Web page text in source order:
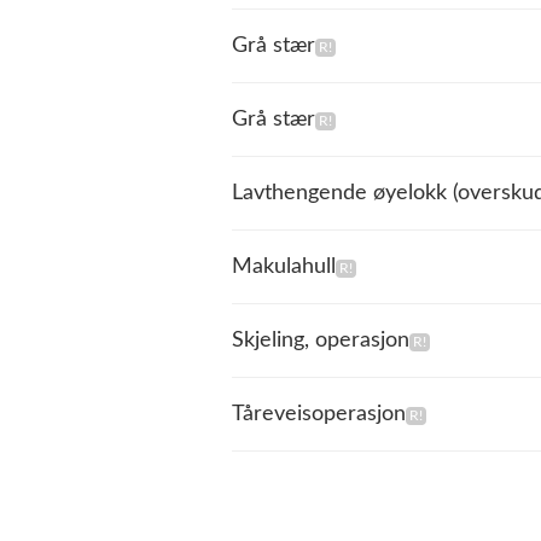
Grå stær
Grå stær
Lavthengende øyelokk
Makulahull
Skjeling, operasjon
Tåreveisoperasjon